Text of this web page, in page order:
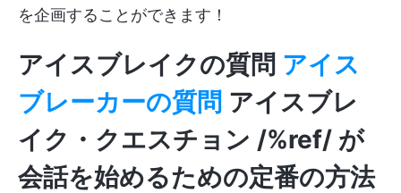
を企画することができます！
アイスブレイクの質問 アイス
ブレーカーの質問 アイスブレ
イク・クエスチョン /%ref/ が
会話を始めるための定番の方法